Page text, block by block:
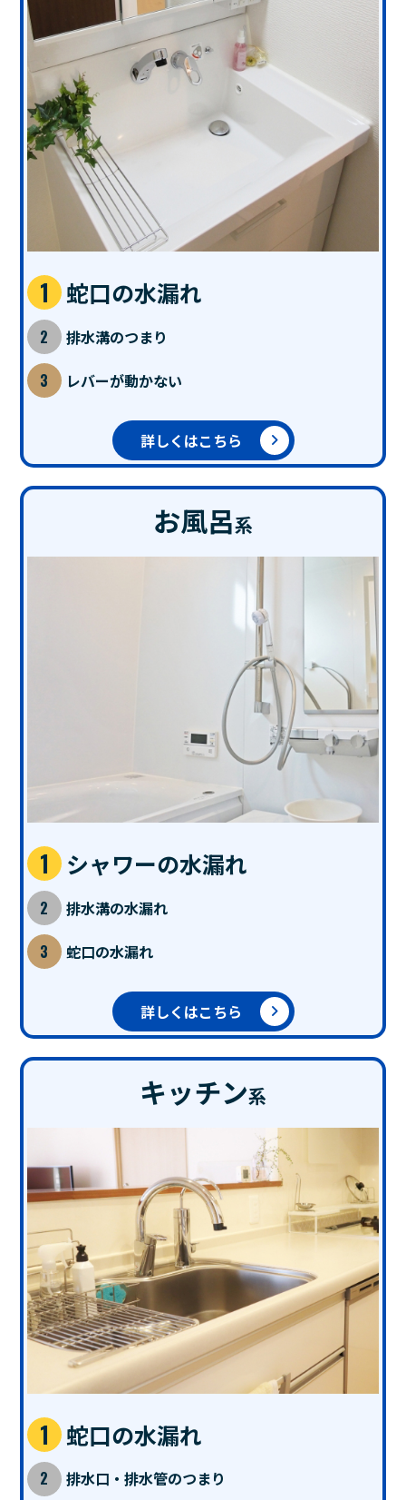
蛇口の水漏れ
排水溝のつまり
レバーが動かない
詳しくはこちら
お風呂系
シャワーの水漏れ
排水溝の水漏れ
蛇口の水漏れ
詳しくはこちら
キッチン系
蛇口の水漏れ
排水口・排水管のつまり